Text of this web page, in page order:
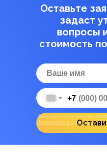
+7
Оставьте
задаст
вопросы
стоимость
Нажимая на кнопку вы
Персональных данных